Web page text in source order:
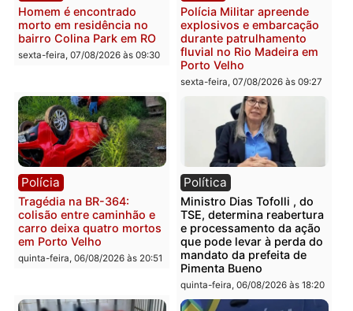
Polícia
Casal é preso pela PRF
com mais de 72 quilos de
sexta-feira, 07/08/2026 às 09:38
Polícia
Polícia Civil deflagra
operação contra facção
criminosa que atacava
provedores de internet
Rondônia
sexta-feira, 07/08/2026 às
Polícia
Homem é encontrado
morto em residência no
sexta-feira, 07/08/2026 às 09:30
Polícia
Polícia Militar apreende
explosivos e
durante patrulhamento
fluvial no Rio Madeira em